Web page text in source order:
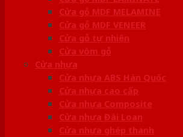
Cửa gỗ MDF MELAMINE
Cửa gỗ MDF VENEER
Cửa gỗ tự nhiên
Cửa vòm gỗ
Cửa nhựa
Cửa nhựa ABS Hàn Quốc
Cửa nhựa cao cấp
Cửa nhựa Composite
Cửa nhựa Đài Loan
Cửa nhựa ghép thanh